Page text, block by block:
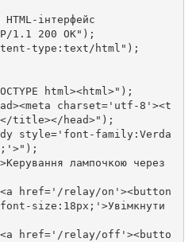
title></head>");
size:18px;'>Увімкнути